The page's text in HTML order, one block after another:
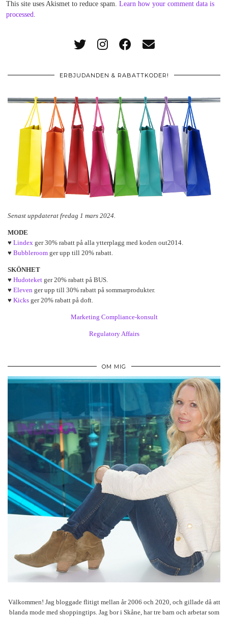
This site uses Akismet to reduce spam. Learn how your comment data is
processed
ERBJUDANDEN & RABATTKODER!
Senast uppdaterat fredag 1 mars 2024.
MODE
♥ Lindex ger 30% rabatt på alla ytterplagg med koden out2014.
♥ Bubbleroom ger upp till 20% rabatt.
SKÖNHET
♥ Hudoteket ger 20% rabatt på BUS.
♥ Eleven ger upp till 30% rabatt på sommarprodukter.
♥ Kicks ger 20% rabatt på doft.
Marketing Compliance-konsult
Regulatory Affairs
OM MIG
Välkommen! Jag bloggade flitigt mellan år 2006 och 2020, och gillade då att
blanda mode med shoppingtips. Jag bor i Skåne, har tre barn och arbetar som